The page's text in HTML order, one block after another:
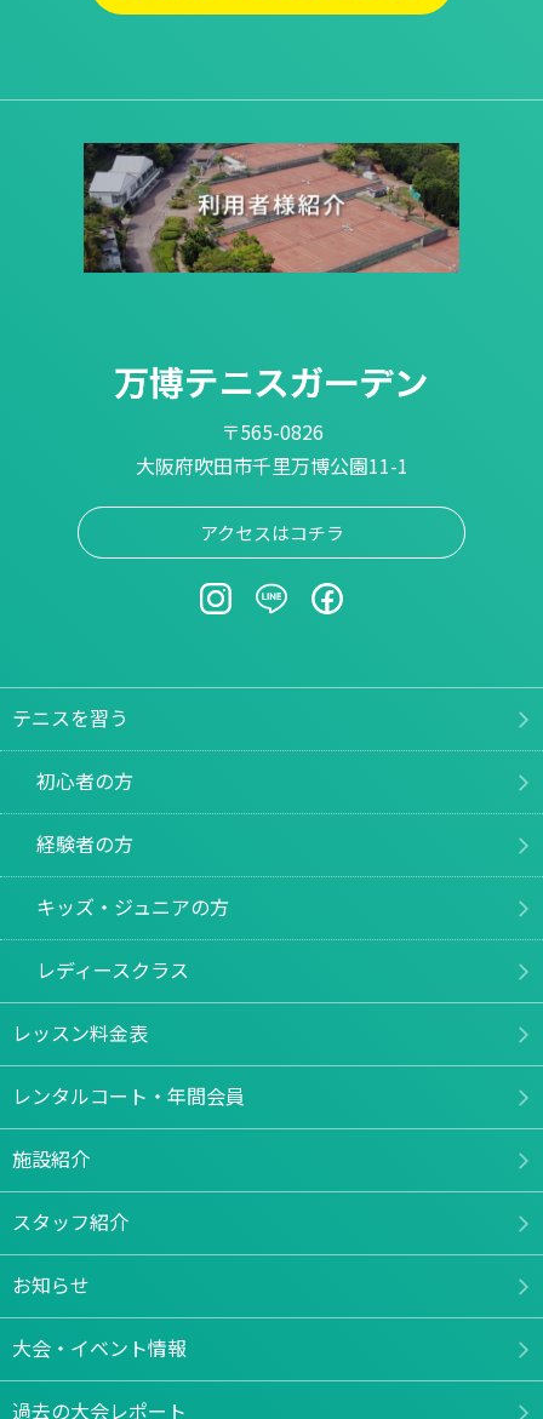
〒565-0826
大阪府吹田市千里万博公園11-1
アクセスはコチラ
テニスを習う
初心者の方
経験者の方
キッズ・ジュニアの方
レディースクラス
レッスン料金表
レンタルコート・年間会員
施設紹介
スタッフ紹介
お知らせ
大会・イベント情報
過去の大会レポート